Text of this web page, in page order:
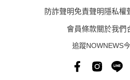
防詐聲明免責聲明隱私權
會員條款關於我們
追蹤NOWNEWS